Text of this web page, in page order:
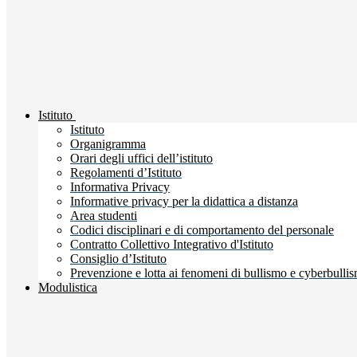
Istituto
Istituto
Organigramma
Orari degli uffici dell’istituto
Regolamenti d’Istituto
Informativa Privacy
Informative privacy per la didattica a distanza
Area studenti
Codici disciplinari e di comportamento del personale
Contratto Collettivo Integrativo d'Istituto
Consiglio d’Istituto
Prevenzione e lotta ai fenomeni di bullismo e
Modulistica